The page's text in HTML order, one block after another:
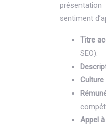
sentiment
Titre
SEO).
Culture
Appel